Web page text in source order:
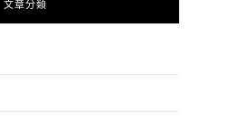
文章分類